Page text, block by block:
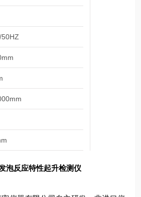
50HZ
泡反应特性起升检测仪